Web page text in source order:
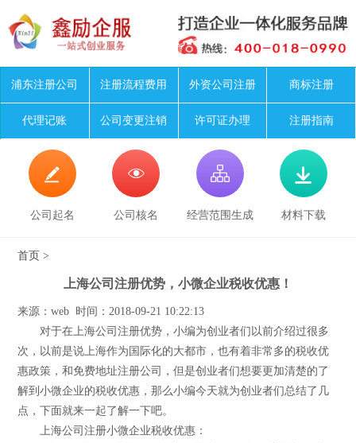
浦东注册公司 注册流程费用 外资公司注册 商标注册
代理记账 公司变更注销 许可证办理 注册指南

公司起名

公司核名

经营范围生成

材料下载
首页 >
上海公司注册优势，小微企业税收优惠！
来源：web 时间：2018-09-21 10:22:13
对于在上海公司注册优势，小编为创业者们以前介绍过很多
次，以前是说上海作为国际化的大都市，也有着非常多的税收优
惠政策，和免费地址注册公司，但是创业者们想要更加清楚的了
解到小微企业的税收优惠，那么小编今天就为创业者们总结了几
点，下面就来一起了解一下吧。
上海公司注册小微企业税收优惠：